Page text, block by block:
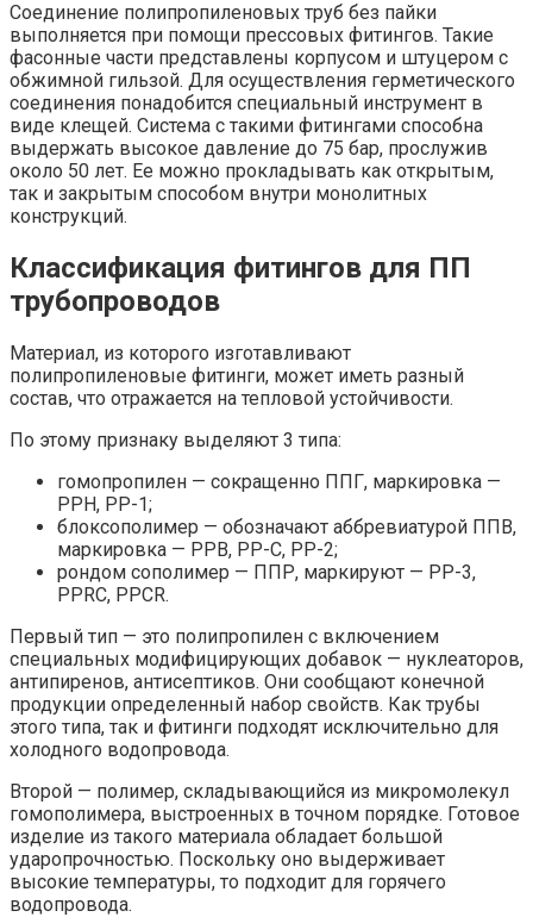
Соединение полипропиленовых труб без пайки
выполняется при помощи прессовых фитингов. Такие
фасонные части представлены корпусом и штуцером с
обжимной гильзой. Для осуществления герметического
соединения понадобится специальный инструмент в
виде клещей. Система с такими фитингами способна
выдержать высокое давление до 75 бар, прослужив
около 50 лет. Ее можно прокладывать как открытым,
так и закрытым способом внутри монолитных
конструкций.
Классификация фитингов для ПП
трубопроводов
Материал, из которого изготавливают
полипропиленовые фитинги, может иметь разный
состав, что отражается на тепловой устойчивости.
По этому признаку выделяют 3 типа:
гомопропилен — сокращенно ППГ, маркировка —
РРН, РР-1;
блоксополимер — обозначают аббревиатурой ППВ,
маркировка — РРВ, РР-С, РР-2;
рондом сополимер — ППР, маркируют — РР-3,
PPRC, PPCR.
Первый тип — это полипропилен с включением
специальных модифицирующих добавок — нуклеаторов,
антипиренов, антисептиков. Они сообщают конечной
продукции определенный набор свойств. Как трубы
этого типа, так и фитинги подходят исключительно для
холодного водопровода.
Второй — полимер, складывающийся из микромолекул
гомополимера, выстроенных в точном порядке. Готовое
изделие из такого материала обладает большой
ударопрочностью. Поскольку оно выдерживает
высокие температуры, то подходит для горячего
водопровода.